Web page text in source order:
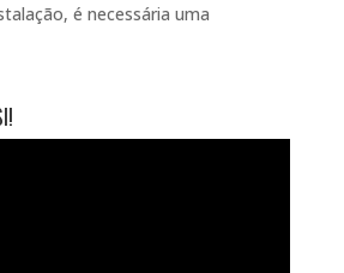
é necessária uma